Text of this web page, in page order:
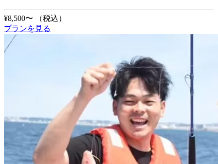
¥8,500〜
（税込）
プランを見る